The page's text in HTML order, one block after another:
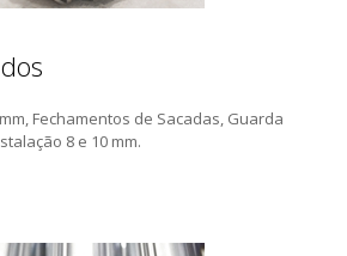
Fechamentos de Sacadas, Guarda
8 e 10 mm.